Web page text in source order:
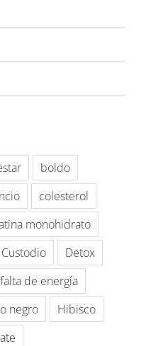
boldo
colesterol
monohidrato
Detox
falta de energía
negro
Hibisco